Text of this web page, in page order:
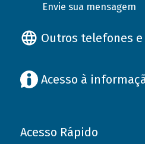
Envie sua mensagem
Outros telefones e
Acesso à
Acesso Rápido